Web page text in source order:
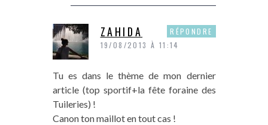
ZAHIDA
19/08/2013 À 11:14
Tu es dans le thème de mon dernier
article (top sportif+la fête foraine des
Tuileries) !
Canon ton maillot en tout cas !
RÉPONDRE